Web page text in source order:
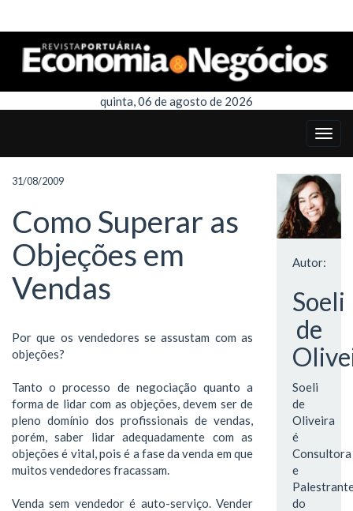
quinta, 06 de agosto de 2026
31/08/2009
Como Superar as
Objeções em
Vendas
Por que os vendedores se assustam com as
objeções?
Tanto o processo de negociação quanto a
forma de lidar com as objeções, devem ser de
pleno domínio dos profissionais de vendas,
porém, saber lidar adequadamente com as
objeções é vital, pois é a fase da venda em que
muitos vendedores fracassam.
Venda sem vendedor é auto-serviço. Vender
Autor:
Soeli
de
Soeli
de
Oliveira
é
Consultora
e
do